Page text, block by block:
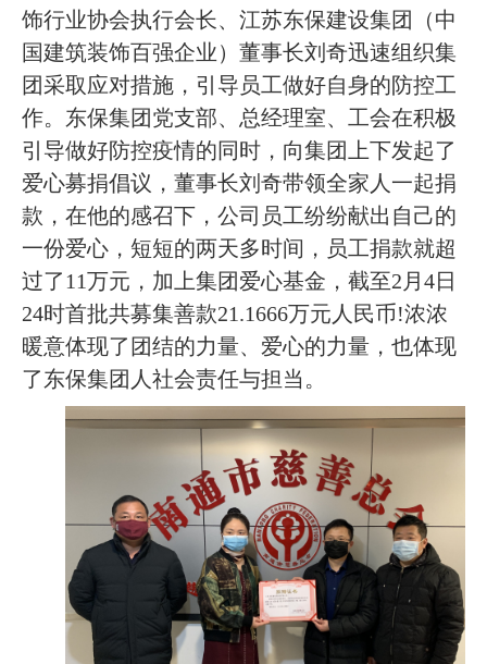
饰行业协会执行会长、江苏东保建设集团（中
国建筑装饰百强企业）董事长刘奇迅速组织集
团采取应对措施，引导员工做好自身的防控工
作。东保集团党支部、总经理室、工会在积极
引导做好防控疫情的同时，向集团上下发起了
爱心募捐倡议，董事长刘奇带领全家人一起捐
款，在他的感召下，公司员工纷纷献出自己的
一份爱心，短短的两天多时间，员工捐款就超
过了11万元，加上集团爱心基金，截至2 月 4日
24时首批共募集善款21.1666万元人民币!浓浓
暖意体现了团结的力量、爱心的力量，也体现
了东保集团人社会责任与担当。